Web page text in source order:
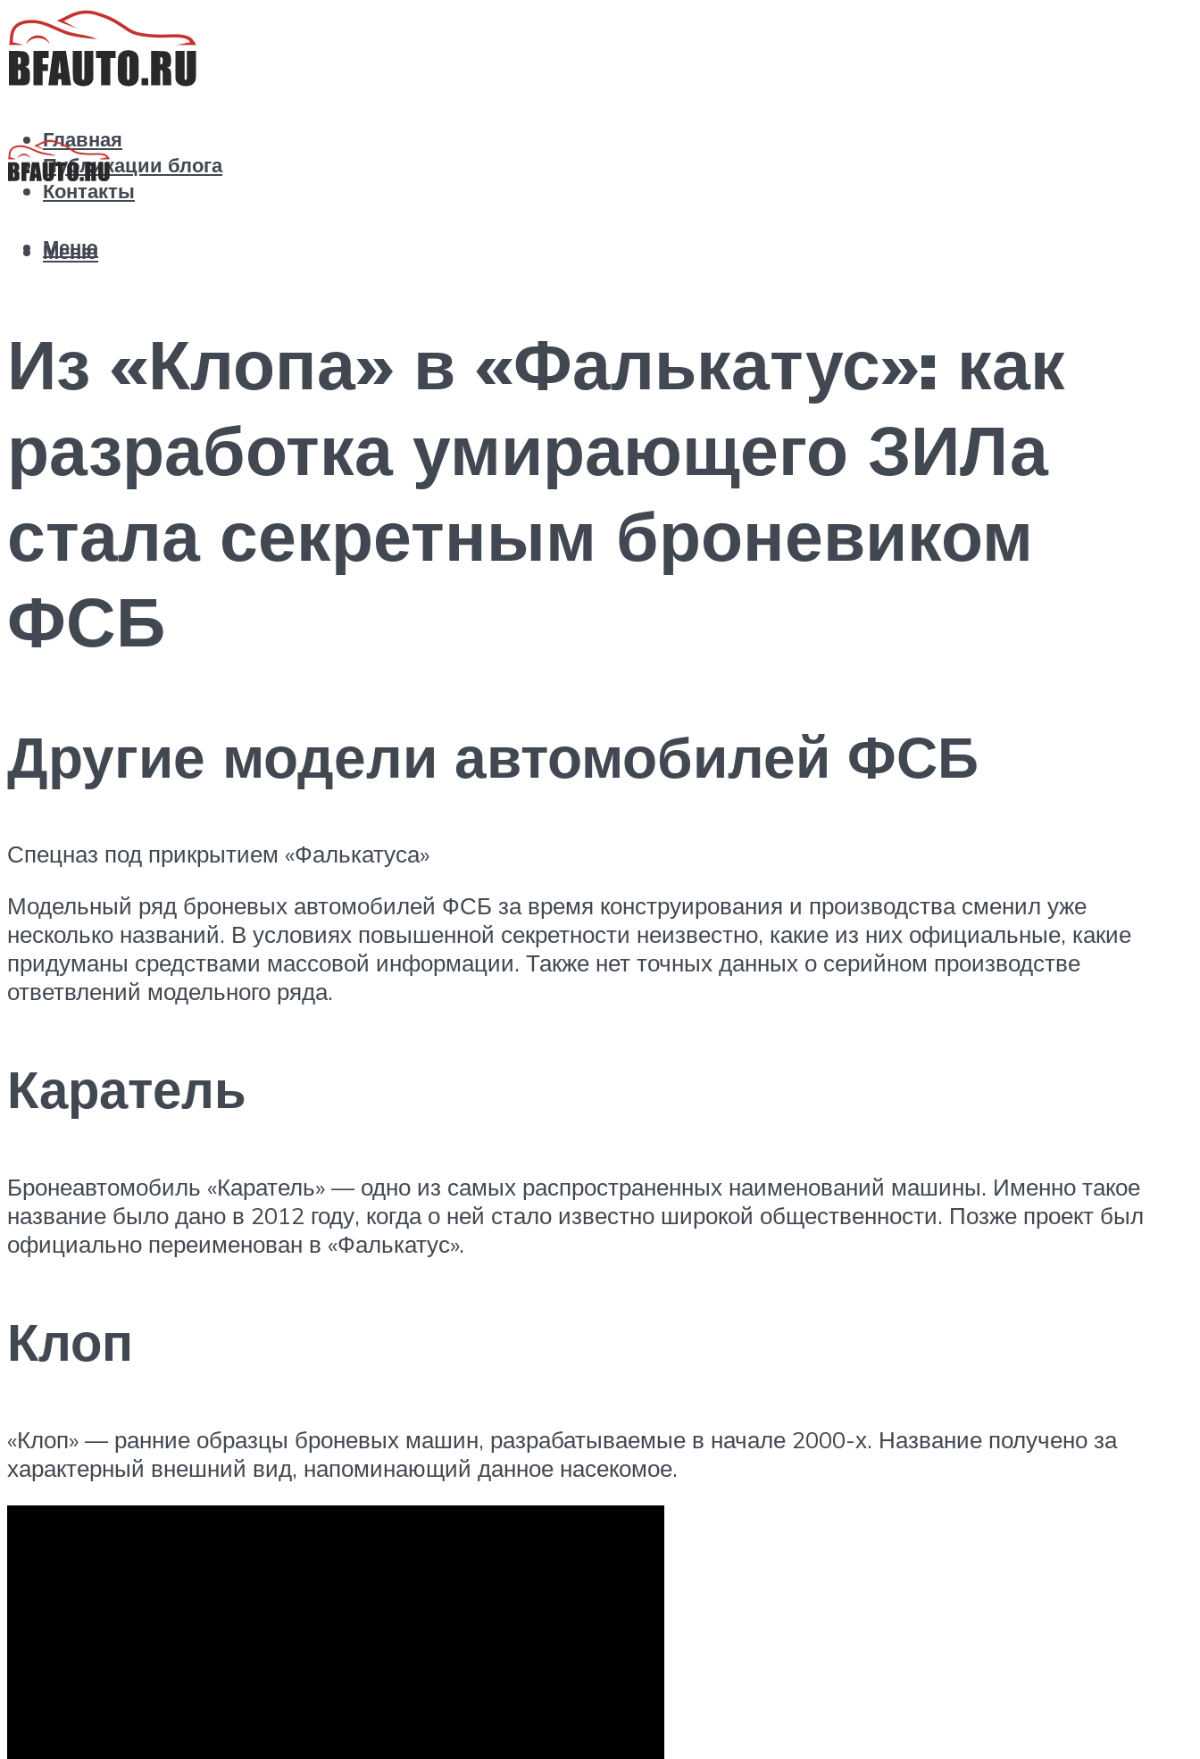
Главная
Публикации блога
Контакты
Меню
Меню
Из «Клопа» в «Фалькатус»: как
разработка умирающего ЗИЛа
стала секретным броневиком
ФСБ
Другие модели автомобилей ФСБ
Спецназ под прикрытием «Фалькатуса»
Модельный ряд броневых автомобилей ФСБ за время конструирования и производства сменил уже
несколько названий. В условиях повышенной секретности неизвестно, какие из них официальные, какие
придуманы средствами массовой информации. Также нет точных данных о серийном производстве
ответвлений модельного ряда.
Каратель
Бронеавтомобиль «Каратель» — одно из самых распространенных наименований машины. Именно такое
название было дано в 2012 году, когда о ней стало известно широкой общественности. Позже проект был
официально переименован в «Фалькатус».
Клоп
«Клоп» — ранние образцы броневых машин, разрабатываемые в начале 2000-х. Название получено за
характерный внешний вид, напоминающий данное насекомое.